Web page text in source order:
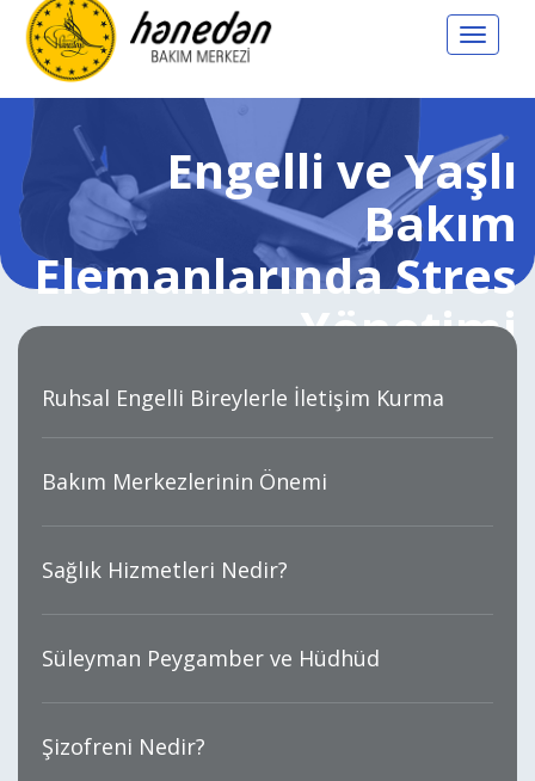
Toggle
Engelli ve Yaşlı
Bakım
Elemanlarında Stres
Yönetimi
Ruhsal Engelli Bireylerle İletişim Kurma
Bakım Merkezlerinin Önemi
Sağlık Hizmetleri Nedir?
Süleyman Peygamber ve Hüdhüd
Şizofreni Nedir?